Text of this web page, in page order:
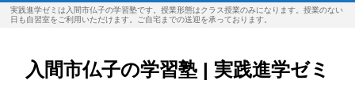
実践進学ゼミは入間市仏子の学習塾です。授業形態はクラス授業のみになります。授業のない
日も自習室をご利用いただけます。ご自宅までの送迎を承っております。
入間市仏子の学習塾 | 実践進学ゼミ